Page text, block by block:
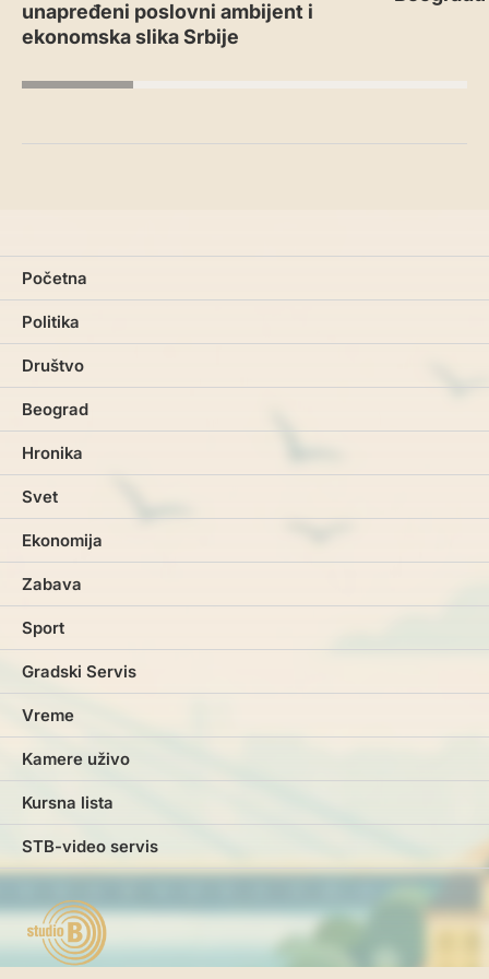
unapređeni poslovni ambijent i
ekonomska slika Srbije
Početna
Politika
Društvo
Beograd
Hronika
Svet
Ekonomija
Zabava
Sport
Gradski Servis
Vreme
Kamere uživo
Kursna lista
STB-video servis